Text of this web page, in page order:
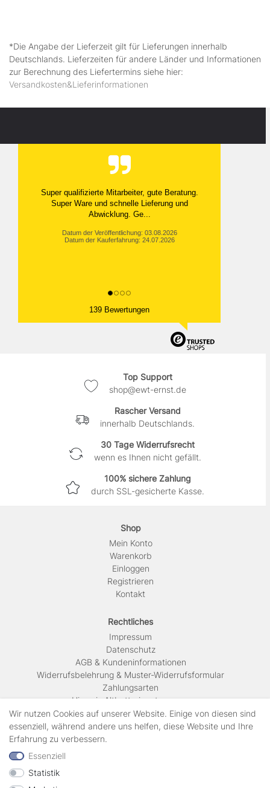
*Die Angabe der Lieferzeit gilt für Lieferungen innerhalb
Deutschlands. Lieferzeiten für andere Länder und Informationen
zur Berechnung des Liefertermins siehe hier:
Versandkosten&Lieferinformationen
Super qualifizierte Mitarbeiter, gute Beratung.
Super Ware und schnelle Lieferung und
Abwicklung. Ge...
Datum der Veröffentlichung: 03.08.2026
Datum der Kauferfahrung: 24.07.2026
139 Bewertungen
Top Support
shop@ewt-ernst.de
Rascher Versand
innerhalb Deutschlands.
30 Tage Widerrufsrecht
wenn es Ihnen nicht gefällt.
100% sichere Zahlung
durch SSL-gesicherte Kasse.
Shop
Mein Konto
Warenkorb
Einloggen
Registrieren
Kontakt
Rechtliches
Impressum
Daten­schutz
AGB & Kundeninformationen
Widerrufsbelehrung & Muster-Widerrufsformular
Zahlungsarten
Hinweis Altbatterieentsorgung
Versandkosten & Lieferinformationen
Zahlungsarten
Wir nutzen Cookies auf unserer Website. Einige von diesen sind
essenziell, während andere uns helfen, diese Website und Ihre
Erfahrung zu verbessern.
Essenziell
Statistik